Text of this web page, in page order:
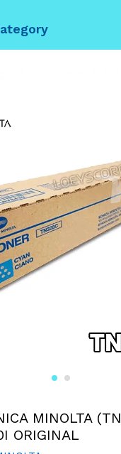
MINOLTA
ORIGINAL